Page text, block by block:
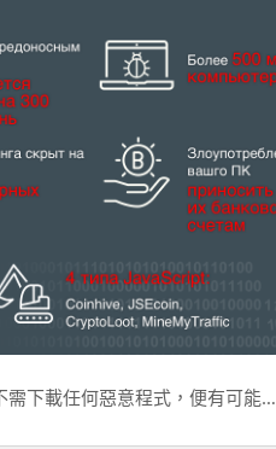
需下載任何惡意程式，便有可能…